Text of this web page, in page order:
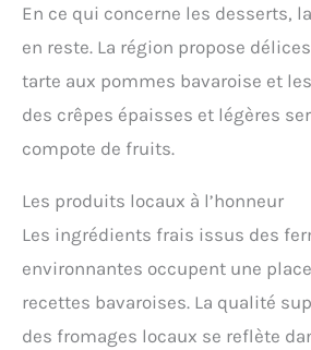
En ce qui concerne les desserts,
en reste. La région propose
tarte aux pommes bavaroise et les
des crêpes épaisses et légères
compote de fruits.
Les produits locaux à l’honneur
Les ingrédients frais issus des
environnantes occupent une
recettes bavaroises. La qualité
des fromages locaux se reflète